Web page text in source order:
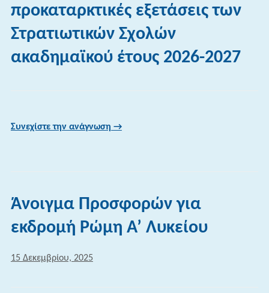
προκαταρκτικές εξετάσεις των
Στρατιωτικών Σχολών
ακαδημαϊκού έτους 2026-2027
Συνεχίστε την ανάγνωση →
Άνοιγμα Προσφορών για
εκδρομή Ρώμη Α’ Λυκείου
15 Δεκεμβρίου, 2025